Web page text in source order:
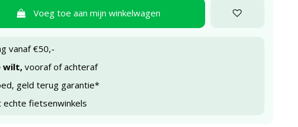
Voeg toe aan mijn winkelwagen
vanaf €50,-
wilt,vooraf of achteraf
geld terug garantie*
echte fietsenwinkels